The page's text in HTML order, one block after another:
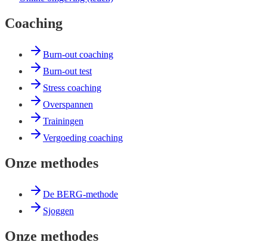
Coaching
Burn-out coaching
Burn-out test
Stress coaching
Overspannen
Trainingen
Vergoeding coaching
Onze methodes
De BERG-methode
Sjoggen
Onze methodes